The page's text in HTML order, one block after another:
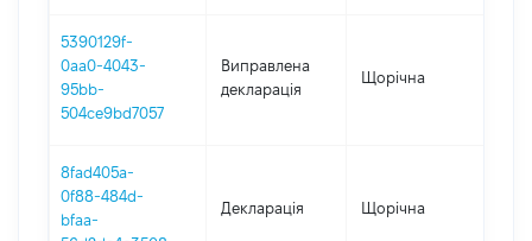
5390129f-
0aa0-4043-
95bb-
504ce9bd7057
Виправлена
декларація
Щорічна
8fad405a-
0f88-484d-
bfaa-
Декларація Щорічна